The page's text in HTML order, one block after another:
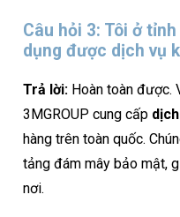
Câu hỏi 3: Tôi ở
dụng được dịch vụ
Trả lời: Hoàn toàn được.
3MGROUP cung cấp
hàng trên toàn quốc.
tảng đám mây bảo mật,
nơi.